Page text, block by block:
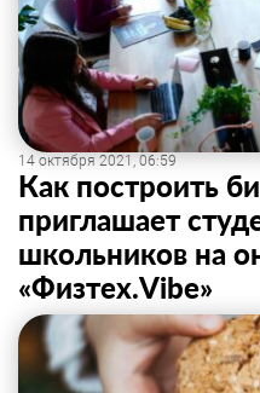
14 октября 2021, 06:59
Как построить
приглашает
школьников на
«Физтех.Vibe»